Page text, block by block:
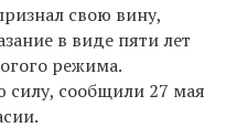
свою вину,
в виде пяти лет
режима.
силу, сообщили 27 мая